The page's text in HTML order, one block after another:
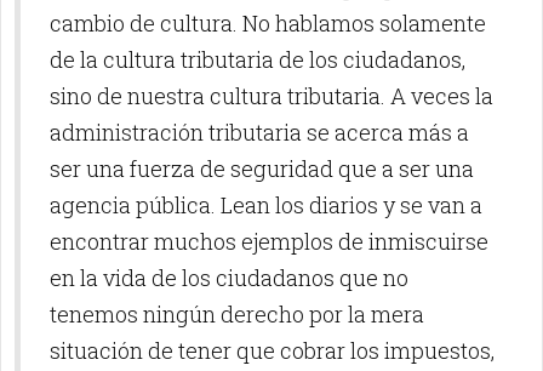
cambio de cultura. No hablamos solamente
de la cultura tributaria de los ciudadanos,
sino de nuestra cultura tributaria. A veces la
administración tributaria se acerca más a
ser una fuerza de seguridad que a ser una
agencia pública. Lean los diarios y se van a
encontrar muchos ejemplos de inmiscuirse
en la vida de los ciudadanos que no
tenemos ningún derecho por la mera
situación de tener que cobrar los impuestos,